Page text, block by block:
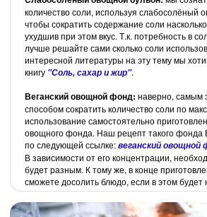
количество соли, используя слабосолёный
чтобы сократить содержание соли
ухудшив при этом вкус. Т.к. потребность в
лучше решайте сами сколько соли
интересной литературы на эту тему мы
книгу "Соль, сахар и жир".
Веганский овощной фонд: наверно, самым
способом сократить количество соли по
использование самостоятельно
овощного фонда. Наш рецепт такого фонда
по следующей ссылке:веганский овощной
В зависимости от его концентрации,
будет разным. К тому же, в конце
сможете досолить блюдо, если в этом будет